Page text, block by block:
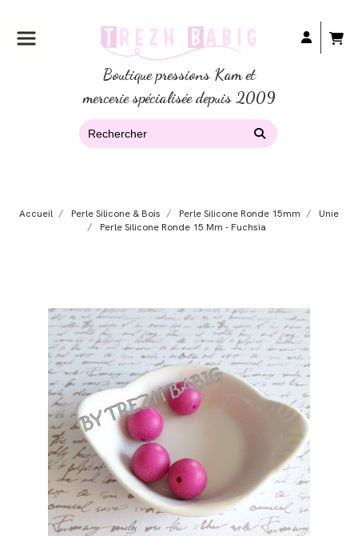
Boutique pressions Kam et
mercerie spécialisée depuis 2009
Accueil Perle Silicone & Bois Perle Silicone Ronde 15mm
Unie
Perle Silicone Ronde 15 Mm - Fuchsia